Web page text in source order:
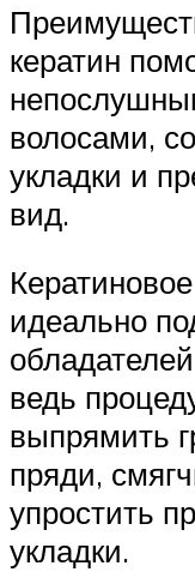
кератин
волосами,
укладки и
вид.
идеально
ведь
выпрямить
пряди,
упростить
укладки.